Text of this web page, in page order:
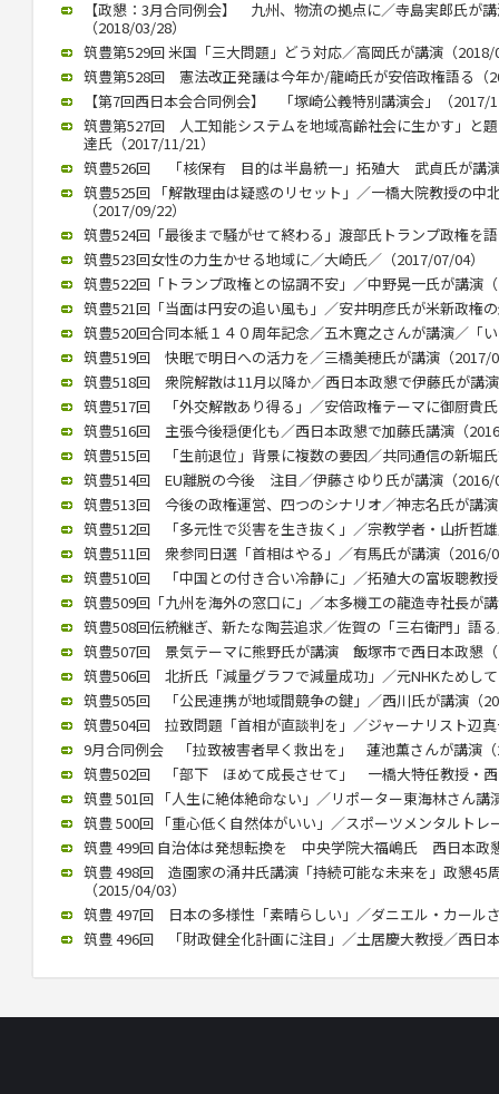
【政懇：3月合同例会】 九州、物流の拠点に／寺島実郎氏が
（2018/03/28）
筑豊第529回 米国「三大問題」どう対応／高岡氏が講演（
筑豊第528回 憲法改正発議は今年か/龍崎氏が安倍政権語る（
【第7回西日本会合同例会】 「塚崎公義特別講演会」（2017/
筑豊第527回 人工知能システムを地域高齢社会に生かす」と
達氏（2017/11/21）
筑豊526回 「核保有 目的は半島統一」拓殖大 武貞氏が講
筑豊525回 「解散理由は疑惑のリセット」／一橋大院教授の中
（2017/09/22）
筑豊524回「最後まで騒がせて終わる」渡部氏トランプ政権を
筑豊523回女性の力生かせる地域に／大崎氏／（2017/07/04）
筑豊522回「トランプ政権との協調不安」／中野晃一氏が講演
筑豊521回「当面は円安の追い風も」／安井明彦氏が米新政権
筑豊520回合同本紙１４０周年記念／五木寛之さんが講演／「
筑豊519回 快眠で明日への活力を／三橋美穂氏が講演（2017/
筑豊518回 衆院解散は11月以降か／西日本政懇で伊藤氏が講
筑豊517回 「外交解散あり得る」／安倍政権テーマに御厨貴
筑豊516回 主張今後穏便化も／西日本政懇で加藤氏講演（
筑豊515回 「生前退位」背景に複数の要因／共同通信の新堀
筑豊514回 EU離脱の今後 注目／伊藤さゆり氏が講演（2016/
筑豊513回 今後の政権運営、四つのシナリオ／神志名氏が講
筑豊512回 「多元性で災害を生き抜く」／宗教学者・山折哲
筑豊511回 衆参同日選「首相はやる」／有馬氏が講演（2016/
筑豊510回 「中国との付き合い冷静に」／拓殖大の富坂聰教
筑豊509回「九州を海外の窓口に」／本多機工の龍造寺社長が
筑豊508回伝統継ぎ、新たな陶芸追求／佐賀の「三右衛門」語
筑豊507回 景気テーマに熊野氏が講演 飯塚市で西日本政懇
筑豊506回 北折氏「減量グラフで減量成功」／元NHKためし
筑豊505回 「公民連携が地域間競争の鍵」／西川氏が講演（
筑豊504回 拉致問題「首相が直談判を」／ジャーナリスト辺
9月合同例会 「拉致被害者早く救出を」 蓮池薫さんが講演
筑豊502回 「部下 ほめて成長させて」 一橋大特任教授・西
筑豊 501回 「人生に絶体絶命ない」／リポーター東海林さん講
筑豊 500回 「重心低く自然体がいい」／スポーツメンタルト
筑豊 499回 自治体は発想転換を 中央学院大福嶋氏 西日本政
筑豊 498回 造園家の涌井氏講演「持続可能な未来を」政懇45
（2015/04/03）
筑豊 497回 日本の多様性「素晴らしい」／ダニエル・カール
筑豊 496回 「財政健全化計画に注目」／土居慶大教授／西日